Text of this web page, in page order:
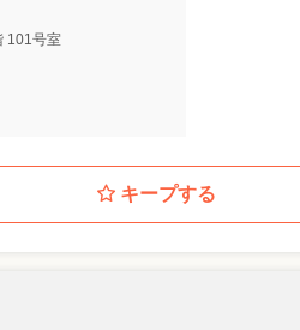
101号室
キープする